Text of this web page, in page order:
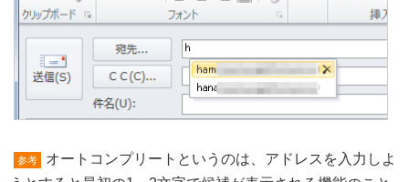
参考
オートコンプリートというのは、アドレスを入力しよ